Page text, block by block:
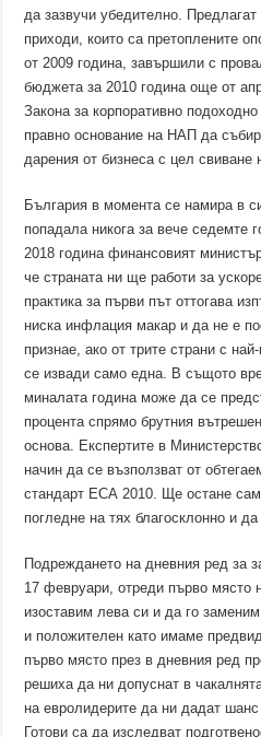
да зазвучи убедителнo.
приходи, които са претоплените
от 2009 година, завършили с
бюджета за 2010 година още от
Закона за корпоративно
правно основание на НАП да
дарения от бизнеса с цел свиване
България в момента се намира в
попадала никога за вече седемте
2018 година финансовият
че страната ни ще работи за
практика за първи път оттогава
ниска инфлация макар и да не е
признае, ако от трите страни с
се извади само една. В същото
миналата година може да се
процента спрямо брутния
основа. Експертите в
начин да се възползват от
стандарт ЕСА 2010. Ще остане
погледне на тях благосклонно и да
Подреждането на дневния ред за
17 февруари, отреди първо място
изоставим лева си и да го
и положителен като имаме
първо място през в дневния ред
решиха да ни допуснат в
на евролидерите да ни дадат
Готови са да изследват